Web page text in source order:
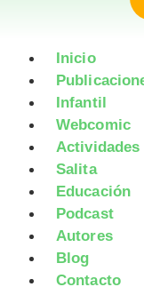
Inicio
Infantil
Webcomic
Actividades
Salita
Educación
Podcast
Autores
Blog
Contacto